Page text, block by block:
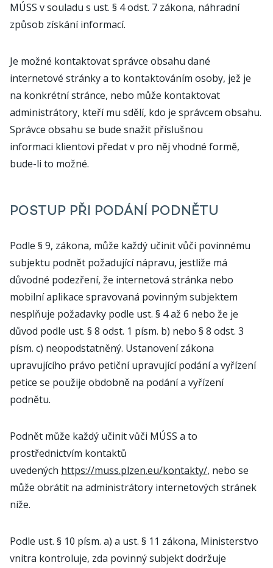
MÚSS v souladu s ust. § 4 odst. 7 zákona, náhradní
způsob získání informací.
Je možné kontaktovat správce obsahu dané
internetové stránky a to kontaktováním osoby, jež je
na konkrétní stránce, nebo může kontaktovat
administrátory, kteří mu sdělí, kdo je správcem obsahu.
Správce obsahu se bude snažit příslušnou
informaci klientovi předat v pro něj vhodné formě,
bude-li to možné.
POSTUP PŘI PODÁNÍ PODNĚTU
Podle § 9, zákona, může každý učinit vůči povinnému
subjektu podnět požadující nápravu, jestliže má
důvodné podezření, že internetová stránka nebo
mobilní aplikace spravovaná povinným subjektem
nesplňuje požadavky podle ust. § 4 až 6 nebo že je
důvod podle ust. § 8 odst. 1 písm. b) nebo § 8 odst. 3
písm. c) neopodstatněný. Ustanovení zákona
upravujícího právo petiční upravující podání a vyřízení
petice se použije obdobně na podání a vyřízení
podnětu.
Podnět může každý učinit vůči MÚSS a to
prostřednictvím kontaktů
uvedených https://muss.plzen.eu/kontakty/, nebo se
může obrátit na administrátory internetových stránek
níže.
Podle ust. § 10 písm. a) a ust. § 11 zákona, Ministerstvo
vnitra kontroluje, zda povinný subjekt dodržuje